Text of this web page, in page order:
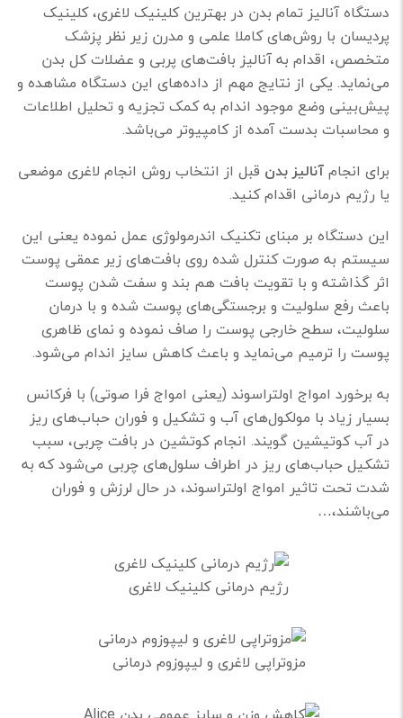
دستگاه آنالیز تمام بدن در بهترین کلینیک لاغری، کلینیک
پردیسان با روش‌های کاملا علمی و مدرن زیر نظر پزشک
متخصص، اقدام به آنالیز بافت‌های پربی و عضلات کل بدن
می‌نماید. یکی از نتایج مهم از داده‌های این دستگاه مشاهده و
پیش‌بینی وضع موجود اندام به کمک تجزیه و تحلیل اطلاعات
و محاسبات بدست آمده از کامپیوتر می‌باشد.
برای انجامآنالیز بدن قبل از انتخاب روش انجام لاغری موضعی
یا رژیم درمانی اقدام کنید.
این دستگاه بر مبنای تکنیک اندرمولوژی عمل نموده یعنی این
سیستم به صورت کنترل شده روی بافت‌های زیر عمقی پوست
اثر گذاشته و با تقویت بافت هم بند و سفت شدن پوست
باعث رفع سلولیت و برجستگی‌های پوست شده و با درمان
سلولیت، سطح خارجی پوست را صاف نموده و نمای ظاهری
پوست را ترمیم می‌نماید و باعث کاهش سایز اندام می‌شود.
به برخورد امواج اولتراسوند (یعنی امواج فرا صوتی) با فرکانس
بسیار زیاد با مولکول‌های آب و تشکیل و فوران حباب‌های ریز
در آب کوتیشین گویند. انجام کوتشین در بافت چربی، سبب
تشکیل حباب‌های ریز در اطراف سلول‌های چربی می‌شود که به
شدت تحت تاثیر امواج اولتراسوند، در حال لرزش و فوران
می‌باشند،…
رژیم درمانی کلینیک لاغری
مزوتراپی لاغری و لیپوزوم درمانی